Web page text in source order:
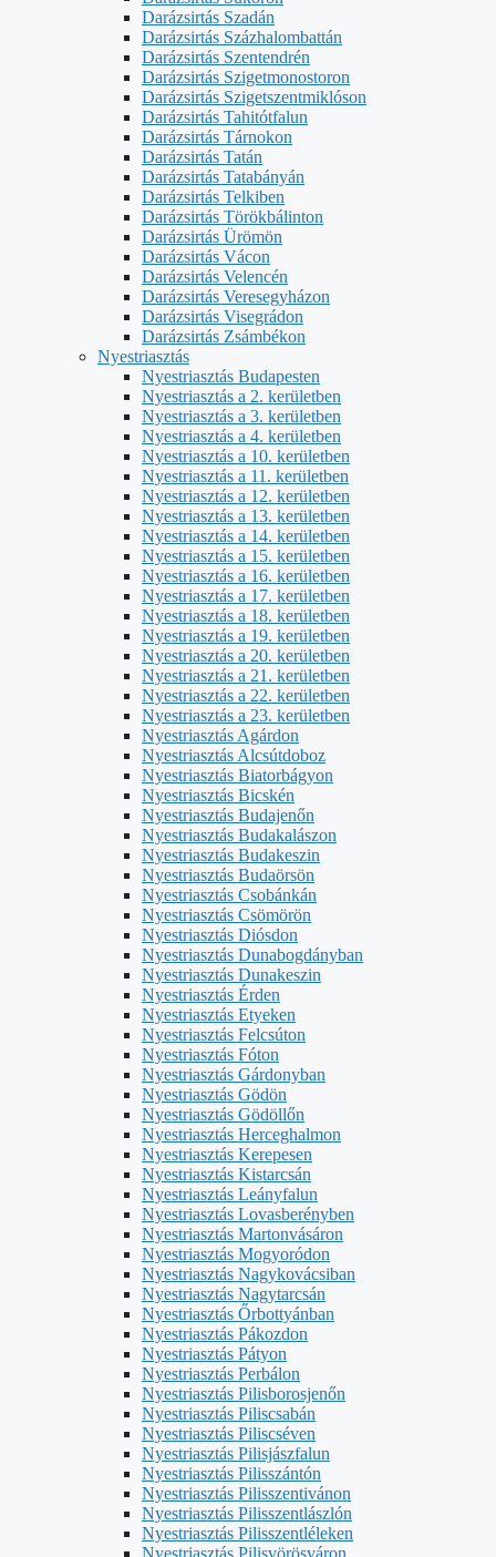
Darázsirtás Szadán
Darázsirtás Százhalombattán
Darázsirtás Szentendrén
Darázsirtás Szigetmonostoron
Darázsirtás Szigetszentmiklóson
Darázsirtás Tahitótfalun
Darázsirtás Tárnokon
Darázsirtás Tatán
Darázsirtás Tatabányán
Darázsirtás Telkiben
Darázsirtás Törökbálinton
Darázsirtás Ürömön
Darázsirtás Vácon
Darázsirtás Velencén
Darázsirtás Veresegyházon
Darázsirtás Visegrádon
Darázsirtás Zsámbékon
Nyestriasztás
Nyestriasztás Budapesten
Nyestriasztás a 2. kerületben
Nyestriasztás a 3. kerületben
Nyestriasztás a 4. kerületben
Nyestriasztás a 10. kerületben
Nyestriasztás a 11. kerületben
Nyestriasztás a 12. kerületben
Nyestriasztás a 13. kerületben
Nyestriasztás a 14. kerületben
Nyestriasztás a 15. kerületben
Nyestriasztás a 16. kerületben
Nyestriasztás a 17. kerületben
Nyestriasztás a 18. kerületben
Nyestriasztás a 19. kerületben
Nyestriasztás a 20. kerületben
Nyestriasztás a 21. kerületben
Nyestriasztás a 22. kerületben
Nyestriasztás a 23. kerületben
Nyestriasztás Agárdon
Nyestriasztás Alcsútdoboz
Nyestriasztás Biatorbágyon
Nyestriasztás Bicskén
Nyestriasztás Budajenőn
Nyestriasztás Budakalászon
Nyestriasztás Budakeszin
Nyestriasztás Budaörsön
Nyestriasztás Csobánkán
Nyestriasztás Csömörön
Nyestriasztás Diósdon
Nyestriasztás Dunabogdányban
Nyestriasztás Dunakeszin
Nyestriasztás Érden
Nyestriasztás Etyeken
Nyestriasztás Felcsúton
Nyestriasztás Fóton
Nyestriasztás Gárdonyban
Nyestriasztás Gödön
Nyestriasztás Gödöllőn
Nyestriasztás Herceghalmon
Nyestriasztás Kerepesen
Nyestriasztás Kistarcsán
Nyestriasztás Leányfalun
Nyestriasztás Lovasberényben
Nyestriasztás Martonvásáron
Nyestriasztás Mogyoródon
Nyestriasztás Nagykovácsiban
Nyestriasztás Nagytarcsán
Nyestriasztás Őrbottyánban
Nyestriasztás Pákozdon
Nyestriasztás Pátyon
Nyestriasztás Perbálon
Nyestriasztás Pilisborosjenőn
Nyestriasztás Piliscsabán
Nyestriasztás Piliscséven
Nyestriasztás Pilisjászfalun
Nyestriasztás Pilisszántón
Nyestriasztás Pilisszentivánon
Nyestriasztás Pilisszentlászlón
Nyestriasztás Pilisszentléleken
Nyestriasztás Pilisvörösváron